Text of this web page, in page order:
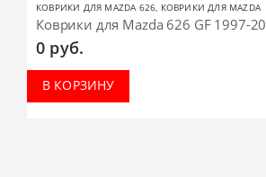
КОВРИКИ ДЛЯ MAZDA 626, КОВРИКИ ДЛЯ MAZDA
Коврики для Mazda 626 GF 1997-
0 руб.
В КОРЗИНУ